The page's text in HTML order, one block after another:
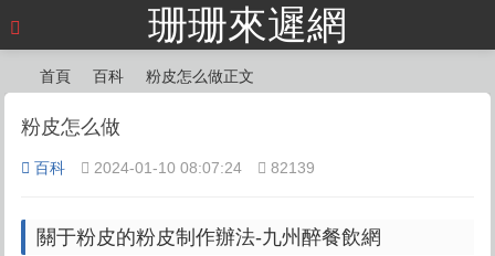
珊珊來遲網
?
首頁 百科
?
粉皮怎么做正文
粉皮怎么做
百科 2024-01-10 08:07:24 82139
關于粉皮的粉皮制作辦法-九州醉餐飲網